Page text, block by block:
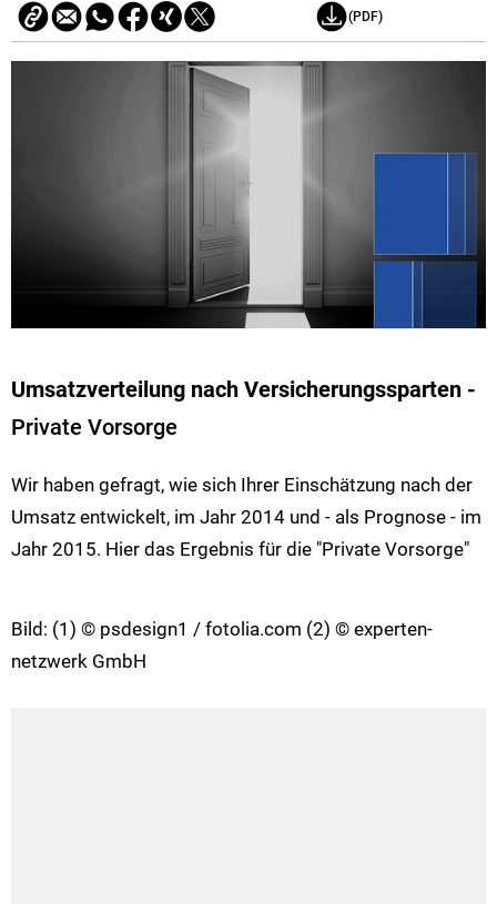
(PDF)
Umsatzverteilung nach Versicherungssparten -
Private Vorsorge
Wir haben gefragt, wie sich Ihrer Einschätzung nach der
Umsatz entwickelt, im Jahr 2014 und - als Prognose - im
Jahr 2015. Hier das Ergebnis für die "Private Vorsorge"
Bild: (1) © psdesign1 / fotolia.com (2) © experten-
netzwerk GmbH